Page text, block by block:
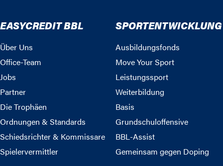
EASYCREDIT BBL
Über Uns
Office-Team
Jobs
Partner
Die Trophäen
Ordnungen & Standards
Schiedsrichter & Kommissare
Spielervermittler
SPORTENTWICKLUNG
Ausbildungsfonds
Move Your Sport
Leistungssport
Weiterbildung
Basis
Grundschuloffensive
BBL-Assist
Gemeinsam gegen Doping